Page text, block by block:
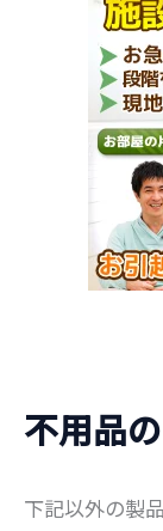
不用品
下記以外の製